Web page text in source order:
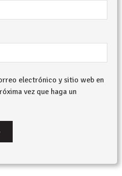
electrónico y sitio web en
vez que haga un